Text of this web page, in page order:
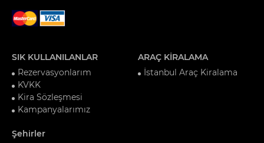
SIK KULLANILANLAR
Rezervasyonlarım
KVKK
Kira Sözleşmesi
Kampanyalarımız
ARAÇ KİRALAMA
İstanbul Araç Kiralama
Şehirler